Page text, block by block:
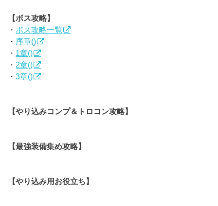
【ボス攻略】
・ ボス攻略一覧
・ 序章()
・ 1章()
・ 2章()
・3章()
【やり込みコンプ＆トロコン攻略】
【最強装備集め攻略】
【やり込み用お役立ち】